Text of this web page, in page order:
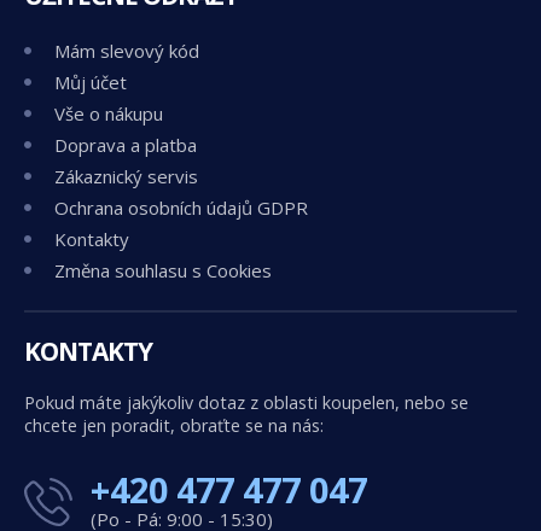
Mám slevový kód
Můj účet
Vše o nákupu
Doprava a platba
Zákaznický servis
Ochrana osobních údajů GDPR
Kontakty
Změna souhlasu s Cookies
KONTAKTY
Pokud máte jakýkoliv dotaz z oblasti koupelen, nebo se
chcete jen poradit, obraťte se na nás:
+420 477 477 047
(Po - Pá: 9:00 - 15:30)